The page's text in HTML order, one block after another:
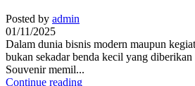
Posted by admin
01/11/2025
Dalam dunia bisnis modern maupun
bukan sekadar benda kecil yang
Souvenir memil...
Continue reading